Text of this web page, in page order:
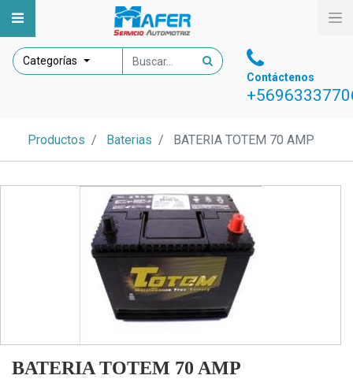
Categorías
Contáctenos
Productos Baterias BATERIA TOTEM 70 AMP
BATERIA TOTEM 70 AMP